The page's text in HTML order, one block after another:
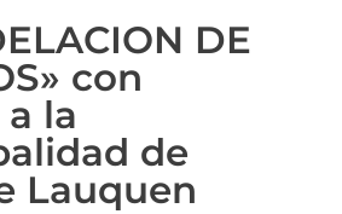
DE
con
la
de
Lauquen